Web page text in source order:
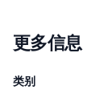
更多信息
类别